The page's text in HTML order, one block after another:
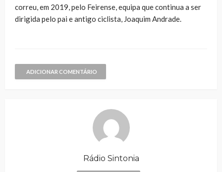
correu, em 2019, pelo Feirense, equipa que continua a ser
dirigida pelo pai e antigo ciclista, Joaquim Andrade.
ADICIONAR COMENTÁRIO
Rádio Sintonia